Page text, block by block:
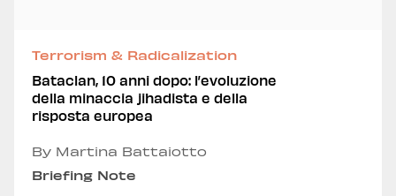
Terrorism & Radicalization
Bataclan, 10 anni dopo: l’evoluzione
della minaccia jihadista e della
risposta europea
By Martina Battaiotto
Briefing Note